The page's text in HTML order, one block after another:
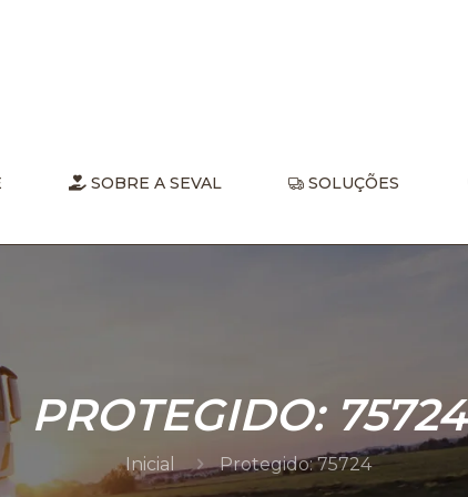
SOBRE A SEVAL SOLUÇÕES
PROTEGIDO: 75724
Inicial Protegido: 75724